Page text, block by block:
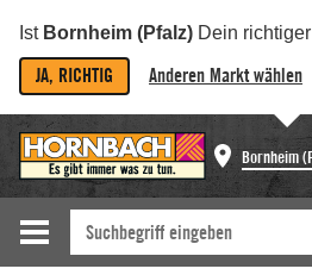
Ist Bornheim (Pfalz) Dein
JA, RICHTIG Anderen Markt wählen
Bornheim